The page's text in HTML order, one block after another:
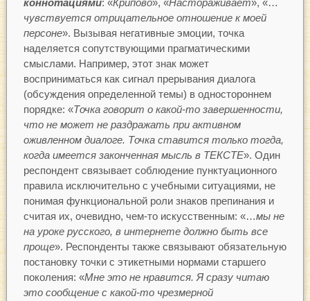
коннотациями: «Крипово», «Настораживает», «…
чувствуется отрицательное отношение к моей
персоне». Вызывая негативные эмоции, точка
наделяется сопутствующими прагматическими
смыслами. Например, этот знак может
восприниматься как сигнал прерывания диалога
(обсуждения определенной темы) в одностороннем
порядке: «Точка говорит о какой-то завершенности,
что не может не раздражать при активном
оживленном диалоге. Точка ставится только тогда,
когда имеется законченная мысль в ТЕКСТЕ». Один
респондент связывает соблюдение пунктуационного
правила исключительно с учебными ситуациями, не
понимая функциональной роли знаков препинания и
считая их, очевидно, чем-то искусственным: «…мы не
на уроке русского, в интернете должно быть все
проще». Респонденты также связывают обязательную
постановку точки с этикетными нормами старшего
поколения: «Мне это не нравится. Я сразу читаю
это сообщение с какой-то чрезмерной